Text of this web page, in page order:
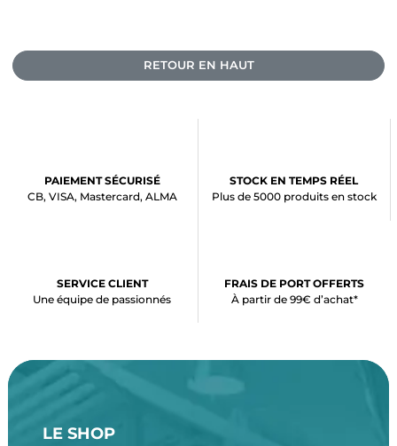
RETOUR EN HAUT
PAIEMENT SÉCURISÉ
CB, VISA, Mastercard, ALMA
STOCK EN TEMPS RÉEL
Plus de 5000 produits en stock
SERVICE CLIENT
Une équipe de passionnés
FRAIS DE PORT OFFERTS
À partir de 99€ d’achat*
LE SHOP